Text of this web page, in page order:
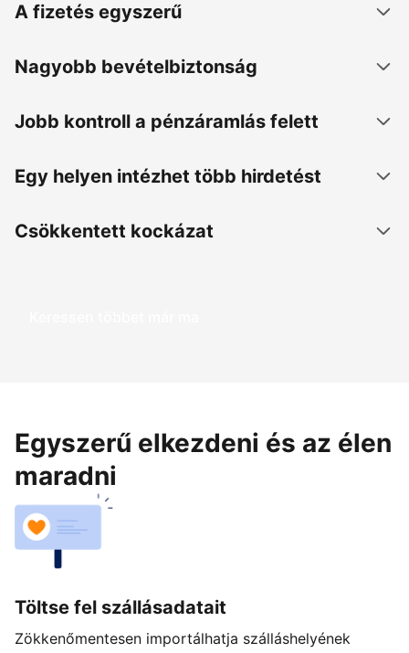
A fizetés egyszerű
Nagyobb bevételbiztonság
Jobb kontroll a pénzáramlás felett
Egy helyen intézhet több hirdetést
Csökkentett kockázat
Keressen többet már ma
Egyszerű elkezdeni és az élen
maradni
Töltse fel szállásadatait
Zökkenőmentesen importálhatja szálláshelyének